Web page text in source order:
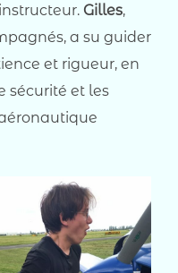
Gilles,
a su guider
et rigueur, en
sécurité et les